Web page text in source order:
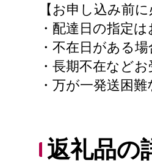
【お申し込み前
・配達日の指定
・不在日がある
・長期不在など
・万が一発送困
返礼品の